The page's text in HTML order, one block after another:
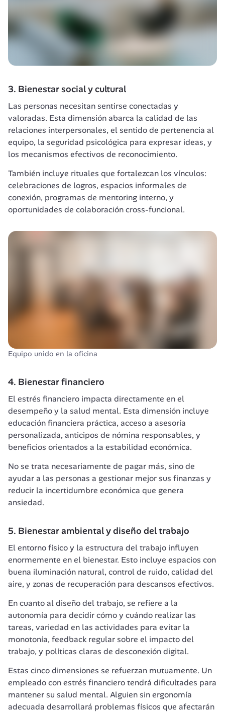
3. Bienestar social y cultural
Las personas necesitan sentirse conectadas y
valoradas. Esta dimensión abarca la calidad de las
relaciones interpersonales, el sentido de pertenencia al
equipo, la seguridad psicológica para expresar ideas, y
los mecanismos efectivos de reconocimiento.
También incluye rituales que fortalezcan los vínculos:
celebraciones de logros, espacios informales de
conexión, programas de mentoring interno, y
oportunidades de colaboración cross-funcional.
Equipo unido en la oficina
4. Bienestar financiero
El estrés financiero impacta directamente en el
desempeño y la salud mental. Esta dimensión incluye
educación financiera práctica, acceso a asesoría
personalizada, anticipos de nómina responsables, y
beneficios orientados a la estabilidad económica.
No se trata necesariamente de pagar más, sino de
ayudar a las personas a gestionar mejor sus finanzas y
reducir la incertidumbre económica que genera
ansiedad.
5. Bienestar ambiental y diseño del trabajo
El entorno físico y la estructura del trabajo influyen
enormemente en el bienestar. Esto incluye espacios con
buena iluminación natural, control de ruido, calidad del
aire, y zonas de recuperación para descansos efectivos.
En cuanto al diseño del trabajo, se refiere a la
autonomía para decidir cómo y cuándo realizar las
tareas, variedad en las actividades para evitar la
monotonía, feedback regular sobre el impacto del
trabajo, y políticas claras de desconexión digital.
Estas cinco dimensiones se refuerzan mutuamente. Un
empleado con estrés financiero tendrá dificultades para
mantener su salud mental. Alguien sin ergonomía
adecuada desarrollará problemas físicos que afectarán